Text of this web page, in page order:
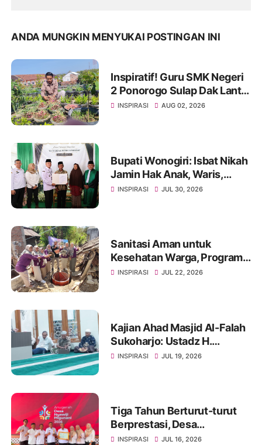
ANDA MUNGKIN MENYUKAI POSTINGAN INI
Inspiratif! Guru SMK Negeri
2 Ponorogo Sulap Dak Lantai
3 Jadi Kebun Ketahanan
INSPIRASI AUG 02, 2026
Bupati Wonogiri: Isbat Nikah
Jamin Hak Anak, Waris,
hingga Administrasi
INSPIRASI JUL 30, 2026
Sanitasi Aman untuk
Kesehatan Warga, Program
Sanitasi Terpadu Djarum
INSPIRASI JUL 22, 2026
Kajian Ahad Masjid Al-Falah
Sukoharjo: Ustadz H.
Muhammad Amiruddin
INSPIRASI JUL 19, 2026
Tiga Tahun Berturut-turut
Berprestasi, Desa
Slogoretno Kembali Raih
INSPIRASI JUL 16, 2026